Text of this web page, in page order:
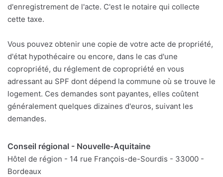
d'enregistrement de l'acte. C'est le notaire qui collecte
cette taxe.
Vous pouvez obtenir une copie de votre acte de propriété,
d'état hypothécaire ou encore, dans le cas d'une
copropriété, du réglement de copropriété en vous
adressant au SPF dont dépend la commune où se trouve le
logement. Ces demandes sont payantes, elles coûtent
généralement quelques dizaines d'euros, suivant les
demandes.
Conseil régional - Nouvelle-Aquitaine
Hôtel de région - 14 rue François-de-Sourdis - 33000 -
Bordeaux